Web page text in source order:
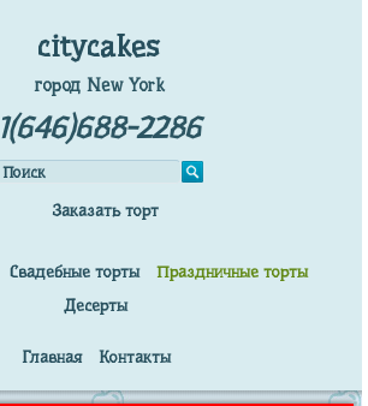
citycakes
город New York
1(646)688-2286
Заказать торт
Свадебные торты
Праздничные торты
Десерты
Главная Контакты